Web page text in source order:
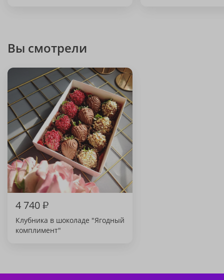
Вы смотрели
4 740₽
Клубника в шоколаде "Ягодный
комплимент"